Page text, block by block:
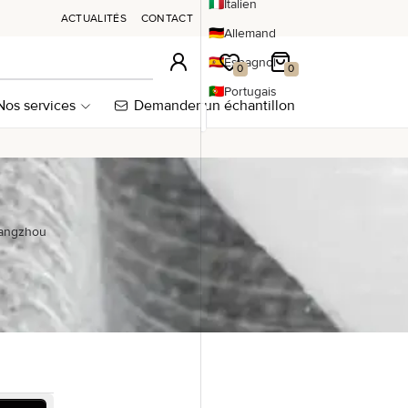
ACTUALITÉS CONTACT
Italien
🇩🇪Allemand
🇪🇸Espagnol
🇵🇹Portugais
Connexion0
Ma wishlist0
Mon panier
services Demander un échantillon